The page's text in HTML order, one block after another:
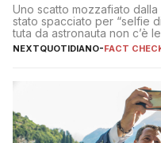
Uno scatto mozzafiato
stato spacciato per “selfie
tuta da astronauta non c’è
NEXTQUOTIDIANO-FACT